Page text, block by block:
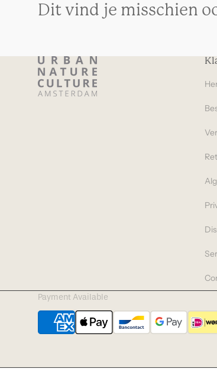
Dit vind je misschien
Payment Available